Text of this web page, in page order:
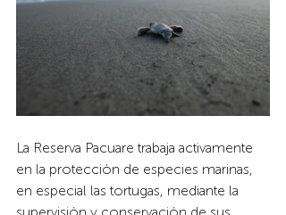
La Reserva Pacuare trabaja activamente
en la protección de especies marinas,
en especial las tortugas, mediante la